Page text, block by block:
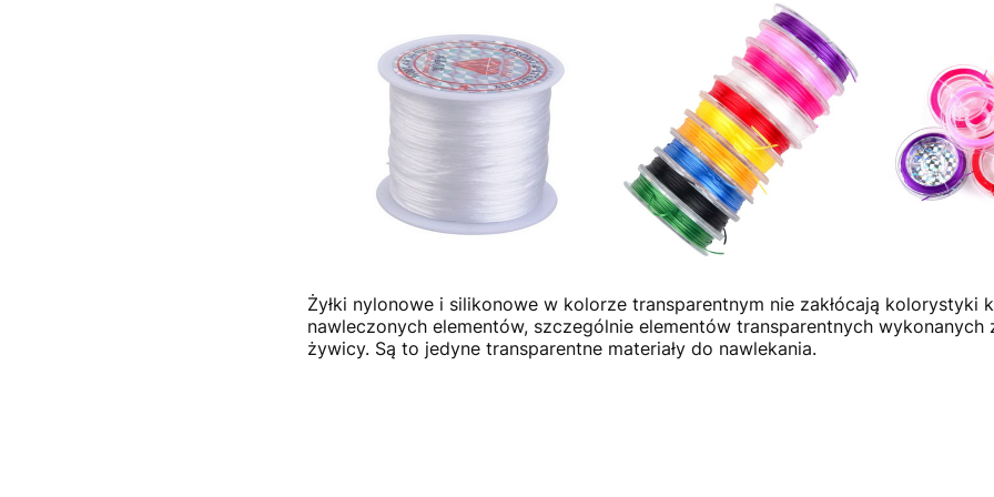
Żyłki nylonowe i silikonowe w kolorze transparentnym nie zakłócają kolorystyki
nawleczonych elementów, szczególnie elementów transparentnych wykonanych
żywicy. Są to jedyne transparentne materiały do nawlekania.